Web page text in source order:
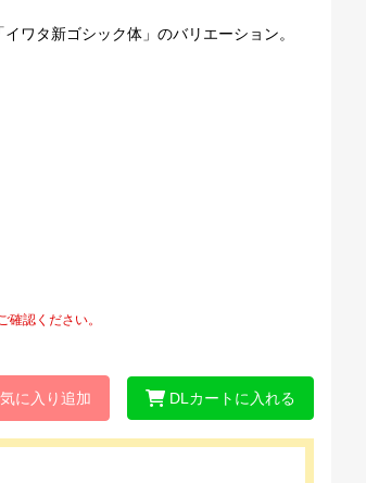
ワタ新ゴシック体」のバリエーション。
認ください。
に入り追加 DLカートに入れる